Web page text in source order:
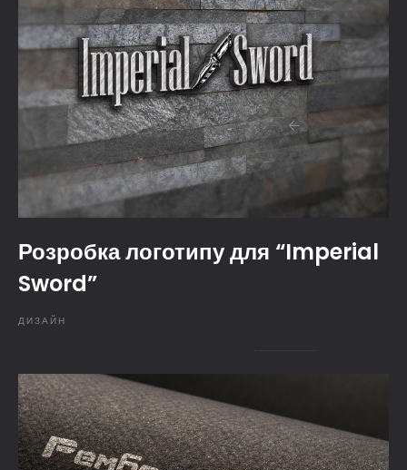
Розробка логотипу для “Imperial
Sword”
ДИЗАЙН